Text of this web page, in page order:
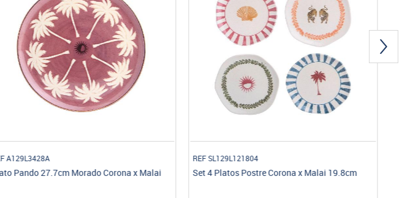
REF SL129L121804
Set 4 Platos Postre Corona x Malai 19.8cm
REF SL129L030108
Set de Café / Té Corona x Malai 4 Puestos 8